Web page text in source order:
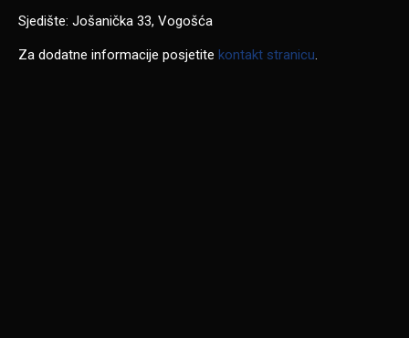
Sjedište: Jošanička 33, Vogošća
Za dodatne informacije posjetite kontakt stranicu.